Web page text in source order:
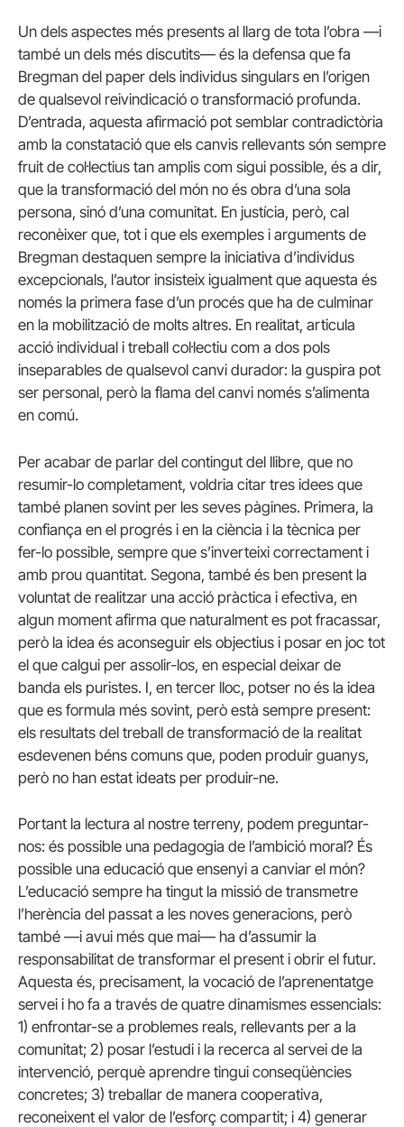
Un dels aspectes més presents al llarg de tota l’obra —i
també un dels més discutits— és la defensa que fa
Bregman del paper dels individus singulars en l’origen
de qualsevol reivindicació o transformació profunda.
D’entrada, aquesta afirmació pot semblar contradictòria
amb la constatació que els canvis rellevants són sempre
fruit de col·lectius tan amplis com sigui possible, és a dir,
que la transformació del món no és obra d’una sola
persona, sinó d’una comunitat. En justícia, però, cal
reconèixer que, tot i que els exemples i arguments de
Bregman destaquen sempre la iniciativa d’individus
excepcionals, l’autor insisteix igualment que aquesta és
només la primera fase d’un procés que ha de culminar
en la mobilització de molts altres. En realitat, articula
acció individual i treball col·lectiu com a dos pols
inseparables de qualsevol canvi durador: la guspira pot
ser personal, però la flama del canvi només s’alimenta
en comú.
Per acabar de parlar del contingut del llibre, que no
resumir-lo completament, voldria citar tres idees que
també planen sovint per les seves pàgines. Primera, la
confiança en el progrés i en la ciència i la tècnica per
fer-lo possible, sempre que s’inverteixi correctament i
amb prou quantitat. Segona, també és ben present la
voluntat de realitzar una acció pràctica i efectiva, en
algun moment afirma que naturalment es pot fracassar,
però la idea és aconseguir els objectius i posar en joc tot
el que calgui per assolir-los, en especial deixar de
banda els puristes. I, en tercer lloc, potser no és la idea
que es formula més sovint, però està sempre present:
els resultats del treball de transformació de la realitat
esdevenen béns comuns que, poden produir guanys,
però no han estat ideats per produir-ne.
Portant la lectura al nostre terreny, podem preguntar-
nos: és possible una pedagogia de l’ambició moral? És
possible una educació que ensenyi a canviar el món?
L’educació sempre ha tingut la missió de transmetre
l’herència del passat a les noves generacions, però
també —i avui més que mai— ha d’assumir la
responsabilitat de transformar el present i obrir el futur.
Aquesta és, precisament, la vocació de l’aprenentatge
servei i ho fa a través de quatre dinamismes essencials:
1) enfrontar-se a problemes reals, rellevants per a la
comunitat; 2) posar l’estudi i la recerca al servei de la
intervenció, perquè aprendre tingui conseqüències
concretes; 3) treballar de manera cooperativa,
reconeixent el valor de l’esforç compartit; i 4) generar